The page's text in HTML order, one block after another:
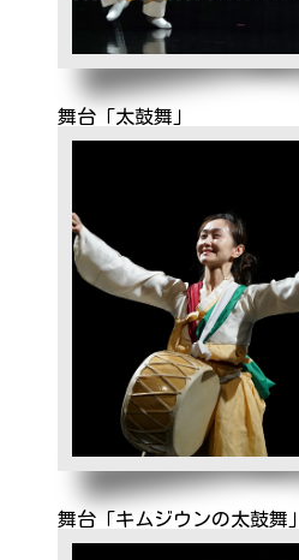
舞台「太鼓舞」
舞台「キムジウンの太鼓舞」